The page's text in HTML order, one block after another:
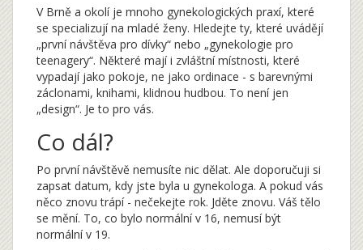
V Brně a okolí je mnoho gynekologických praxí, které
se specializují na mladé ženy. Hledejte ty, které uvádějí
„první návštěva pro dívky“ nebo „gynekologie pro
teenagery“. Některé mají i zvláštní místnosti, které
vypadají jako pokoje, ne jako ordinace - s barevnými
záclonami, knihami, klidnou hudbou. To není jen
„design“. Je to pro vás.
Co dál?
Po první návštěvě nemusíte nic dělat. Ale doporučuji si
zapsat datum, kdy jste byla u gynekologa. A pokud vás
něco znovu trápí - nečekejte rok. Jděte znovu. Váš tělo
se mění. To, co bylo normální v 16, nemusí být
normální v 19.